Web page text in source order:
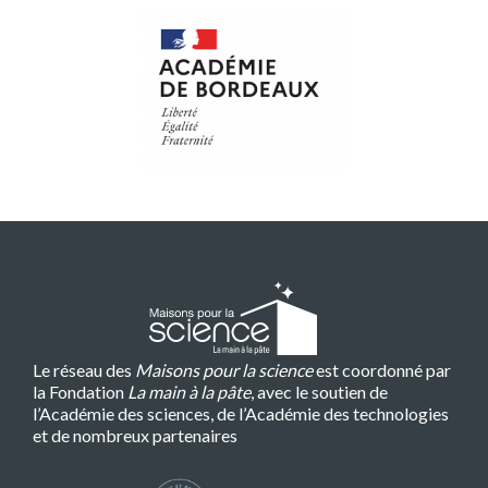
Le réseau des Maisons pour la scienceest coordonné par
la Fondation La main à la pâte, avec le soutien de
l’Académie des sciences, de l’Académie des technologies
et de nombreux partenaires